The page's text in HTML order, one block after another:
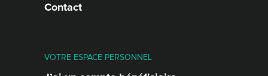
Contact
VOTRE ESPACE PERSONNEL